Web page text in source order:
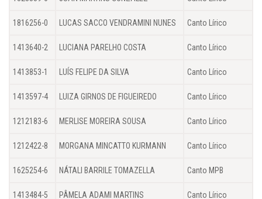
1816256-0 LUCAS SACCO VENDRAMINI NUNES Canto Lírico
1413640-2 LUCIANA PARELHO COSTA Canto Lírico
1413853-1 LUÍS FELIPE DA SILVA Canto Lírico
1413597-4 LUIZA GIRNOS DE FIGUEIREDO Canto Lírico
1212183-6 MERLISE MOREIRA SOUSA Canto Lírico
1212422-8 MORGANA MINCATTO KURMANN Canto Lírico
1625254-6 NÁTALI BARRILE TOMAZELLA Canto MPB
1413484-5 PÂMELA ADAMI MARTINS Canto Lírico